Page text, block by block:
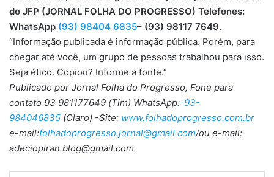
do JFP (JORNAL FOLHA DO PROGRESSO) Telefones:
WhatsApp (93) 98404 6835– (93) 98117 7649.
“Informação publicada é informação pública. Porém, para
chegar até você, um grupo de pessoas trabalhou para isso.
Seja ético. Copiou? Informe a fonte.”
Publicado por Jornal Folha do Progresso, Fone para
contato 93 981177649 (Tim) WhatsApp:-93-
984046835 (Claro) -Site: www.folhadoprogresso.com.br
e-mail:folhadoprogresso.jornal@gmail.com/ou e-mail:
adeciopiran.blog@gmail.com